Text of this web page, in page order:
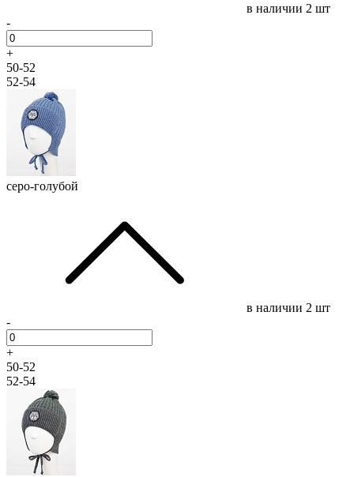
в наличии 2 шт
-
+
50-52
52-54
серо-голубой
в наличии 2 шт
-
+
50-52
52-54